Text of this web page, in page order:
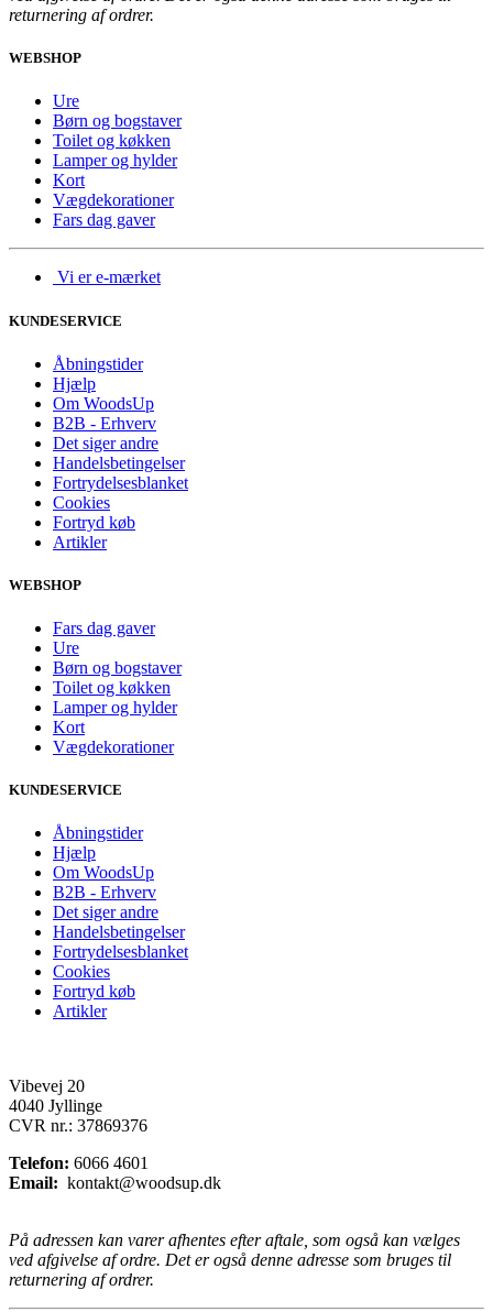
returnering af ordrer.
WEBSHOP
Ure
Børn og bogstaver
Toilet og køkken
Lamper og hylder
Kort
Vægdekorationer
Fars dag gaver
Vi er e-mærket
KUNDESERVICE
Åbningstider
Hjælp
Om WoodsUp
B2B - Erhverv
Det siger andre
Handelsbetingelser
Fortrydelsesblanket
Cookies
Fortryd køb
Artikler
WEBSHOP
Fars dag gaver
Ure
Børn og bogstaver
Toilet og køkken
Lamper og hylder
Kort
Vægdekorationer
KUNDESERVICE
Åbningstider
Hjælp
Om WoodsUp
B2B - Erhverv
Det siger andre
Handelsbetingelser
Fortrydelsesblanket
Cookies
Fortryd køb
Artikler
Vibevej 20
4040 Jyllinge
CVR nr.: 37869376
Telefon: 6066 4601
Email: kontakt@woodsup.dk
På adressen kan varer afhentes efter aftale, som også kan vælges
ved afgivelse af ordre. Det er også denne adresse som bruges til
returnering af ordrer.